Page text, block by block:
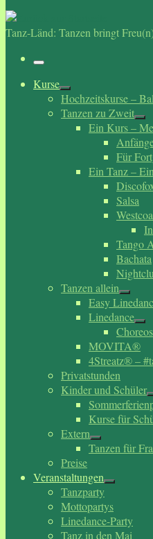
Tanz-Länd: Tanzen bringt
Menü
Kurse
Hochzeitskurse –
Tanzen zu Zweit
Ein Kurs –
Für
Ein Tanz –
Salsa
Tango
Bachata
Tanzen allein
Easy
Linedance
Choreos
MOVITA®
4Streatz® –
Privatstunden
Kinder und Schüler
Kurse für
Extern
Tanzen für
Preise
Veranstaltungen
Tanzparty
Mottopartys
Linedance-Party
Tanz in den Mai